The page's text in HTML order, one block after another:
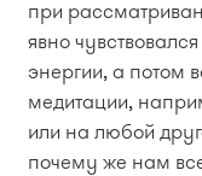
при
явно
энергии, а потом
медитации,
или на любой
почему же нам